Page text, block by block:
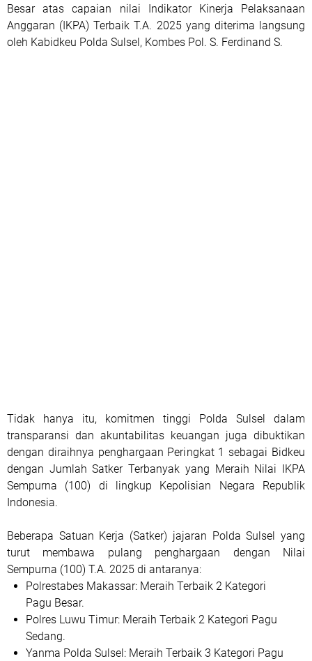
Besar atas capaian nilai Indikator Kinerja Pelaksanaan
Anggaran (IKPA) Terbaik T.A. 2025 yang diterima langsung
oleh Kabidkeu Polda Sulsel, Kombes Pol. S. Ferdinand S.
Tidak hanya itu, komitmen tinggi Polda Sulsel dalam
transparansi dan akuntabilitas keuangan juga dibuktikan
dengan diraihnya penghargaan Peringkat 1 sebagai Bidkeu
dengan Jumlah Satker Terbanyak yang Meraih Nilai IKPA
Sempurna (100) di lingkup Kepolisian Negara Republik
Indonesia.
Beberapa Satuan Kerja (Satker) jajaran Polda Sulsel yang
turut membawa pulang penghargaan dengan Nilai
Sempurna (100) T.A. 2025 di antaranya:
Polrestabes Makassar: Meraih Terbaik 2 Kategori
Pagu Besar.
Polres Luwu Timur: Meraih Terbaik 2 Kategori Pagu
Sedang.
Yanma Polda Sulsel: Meraih Terbaik 3 Kategori Pagu